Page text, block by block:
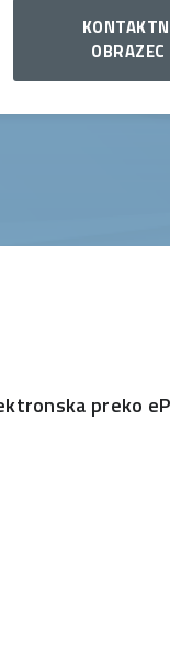
OBRAZEC
preko